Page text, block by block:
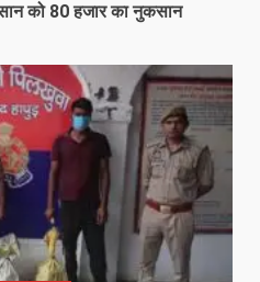
को 80 हजार का नुकसान